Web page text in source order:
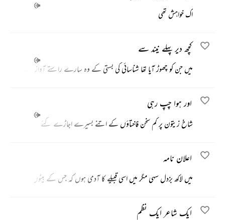
اک خواہش تھی
کچھ دیر پہلے نیند سے
میں جن کو چھوڑ آیا تھا شناسائی کی بستی کے وہ سارے راستے آواز دیتے ہیں
اور ہوا چپ رہی
شاخ زیتون پر کم سخن فاختاؤں کے اتنے بسیرے اجاڑے گئے
اعلان نامہ
میں لاکھ بزدل سہی مگر میں اسی قبیلے کا آدمی ہوں کہ جس کے بیٹوں نے
ایک شاعر ایک نظم